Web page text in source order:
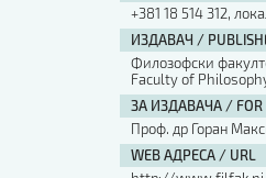
+381 18 514 312,
ИЗДАВАЧ /
Филозофски
Faculty of
ЗА ИЗДАВАЧА / FOR
Проф. др Горан
WEB АДРЕСА / URL